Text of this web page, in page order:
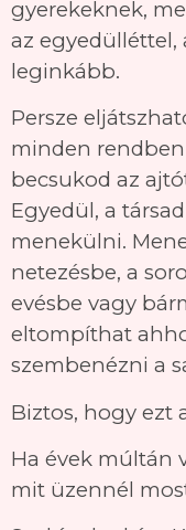
gyerekeknek,
az egyedülléttel,
leginkább.
Persze
minden rendben
becsukod az
Egyedül, a
menekülni.
netezésbe, a
evésbe vagy
eltompíthat
szembenézni a
Biztos, hogy ezt
Ha évek múltán
mit üzennél